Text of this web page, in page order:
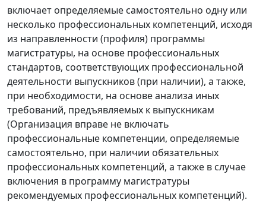
включает определяемые самостоятельно одну или
несколько профессиональных компетенций, исходя
из направленности (профиля) программы
магистратуры, на основе профессиональных
стандартов, соответствующих профессиональной
деятельности выпускников (при наличии), а также,
при необходимости, на основе анализа иных
требований, предъявляемых к выпускникам
(Организация вправе не включать
профессиональные компетенции, определяемые
самостоятельно, при наличии обязательных
профессиональных компетенций, а также в случае
включения в программу магистратуры
рекомендуемых профессиональных компетенций).